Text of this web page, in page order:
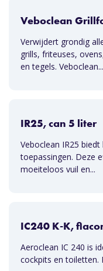
Veboclean
Verwijdert grondig
grills, friteuses,
en tegels. Veboclean...
IR25, can 5 liter
Veboclean IR25
toepassingen. Deze
moeiteloos vuil en...
IC240 K-K,
Aeroclean IC 240 is
cockpits en toiletten.